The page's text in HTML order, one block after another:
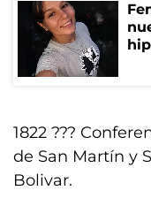
1822 ???
de San Martín y
Bolivar.